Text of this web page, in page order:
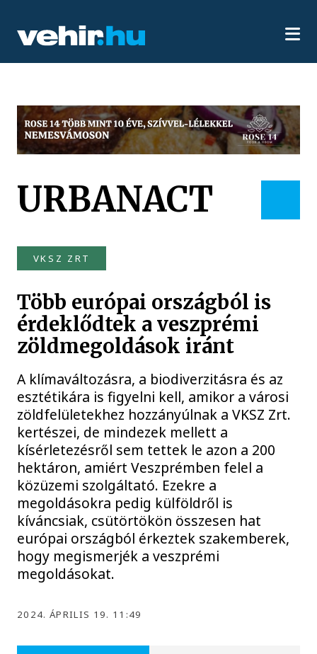
URBANACT
VKSZ ZRT
Több európai országból is
érdeklődtek a veszprémi
zöldmegoldások iránt
A klímaváltozásra, a biodiverzitásra és az
esztétikára is figyelni kell, amikor a városi
zöldfelületekhez hozzányúlnak a VKSZ Zrt.
kertészei, de mindezek mellett a
kísérletezésről sem tettek le azon a 200
hektáron, amiért Veszprémben felel a
közüzemi szolgáltató. Ezekre a
megoldásokra pedig külföldről is
kíváncsiak, csütörtökön összesen hat
európai országból érkeztek szakemberek,
hogy megismerjék a veszprémi
megoldásokat.
2024. ÁPRILIS 19. 11:49